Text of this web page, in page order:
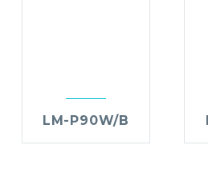
LM-P90W/B